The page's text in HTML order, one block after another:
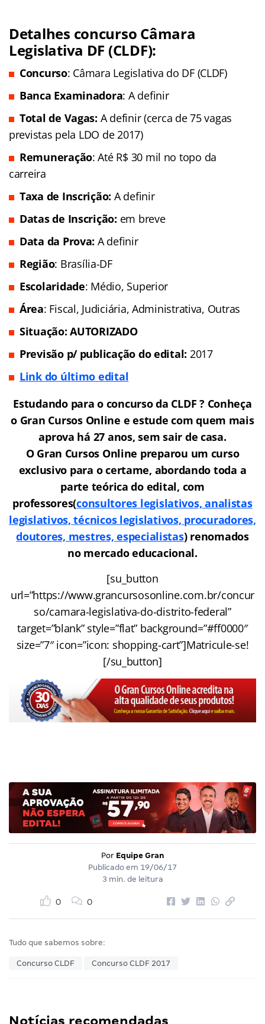
Detalhes concurso Câmara
Legislativa DF (CLDF):
Concurso: Câmara Legislativa do DF (CLDF)
Banca Examinadora: A definir
Total de Vagas: A definir (cerca de 75 vagas
previstas pela LDO de 2017)
Remuneração: Até R$ 30 mil no topo da
carreira
Taxa de Inscrição: A definir
Datas de Inscrição: em breve
Data da Prova: A definir
Região: Brasília-DF
Escolaridade: Médio, Superior
Área: Fiscal, Judiciária, Administrativa, Outras
Situação: AUTORIZADO
Previsão p/ publicação do edital: 2017
Link do último edital
Estudando para o concurso da CLDF ? Conheça
o Gran Cursos Online e estude com quem mais
aprova há 27 anos, sem sair de casa.
O Gran Cursos Online preparou um curso
exclusivo para o certame, abordando toda a
parte teórica do edital, com
professores(consultores legislativos, analistas
legislativos, técnicos legislativos, procuradores,
doutores, mestres, especialistas) renomados
no mercado educacional.
[su_button
url=”https://www.grancursosonline.com.br/concur
so/camara-legislativa-do-distrito-federal”
target=”blank” style=”flat” background=”#ff0000″
size=”7″ icon=”icon: shopping-cart”]Matricule-se!
[/su_button]
Por Equipe Gran
Publicado em 19/06/17
3 min. de leitura
0 0
Tudo que sabemos sobre:
Concurso CLDF Concurso CLDF 2017
Notícias recomendadas